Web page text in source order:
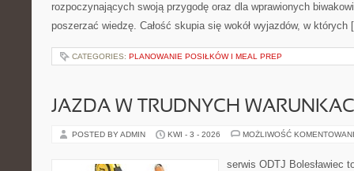
rozpoczynających swoją przygodę oraz dla wprawionych
poszerzać wiedzę. Całość skupia się wokół wyjazdów, w
CATEGORIES: PLANOWANIE POSIŁKÓW I MEAL PREP
JAZDA W TRUDNYCH
POSTED BY ADMIN KWI - 3 - 2026 MOŻLIWOŚĆ
serwis ODTJ Bolesławiec